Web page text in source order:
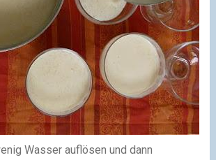
Wasser auflösen und dann